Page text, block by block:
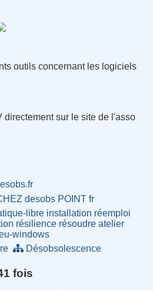
outils concernant les logiciels
directement sur le site de l'asso
desobs POINT fr
libre installation réemploi
résilience résoudre atelier
windows
Désobsolescence
fois